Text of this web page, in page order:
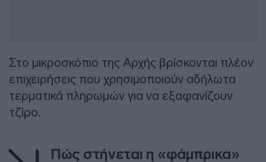
Στο μικροσκόπιο της Αρχής βρίσκονται πλέον
επιχειρήσεις που χρησιμοποιούν αδήλωτα
τερματικά πληρωμών για να εξαφανίζουν
τζίρο.
Πώς στήνεται η «φάμπρικα»